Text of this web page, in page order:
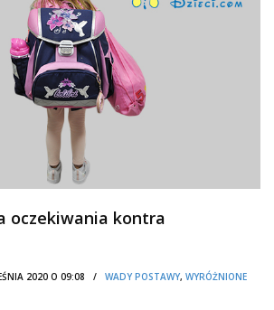
oczekiwania kontra
2020 O 09:08 / WADY POSTAWY, WYRÓŻNIONE